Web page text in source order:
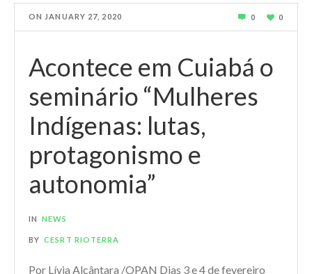
ON JANUARY 27, 2020 0 0
Acontece em Cuiabá o
seminário “Mulheres
Indígenas: lutas,
protagonismo e
autonomia”
IN NEWS
BY CESRT RIOTERRA
Por Lívia Alcântara /OPAN Dias 3 e 4 de fevereiro